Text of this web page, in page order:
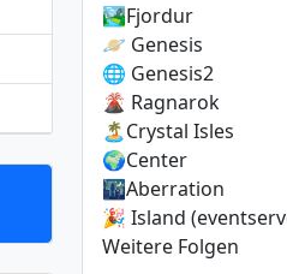
🏞️Fjordur
🪐 Genesis
🌐 Genesis2
🌋 Ragnarok
🏝️Crystal Isles
🌍Center
🌃Aberration
🎉 Island
Weitere Folgen